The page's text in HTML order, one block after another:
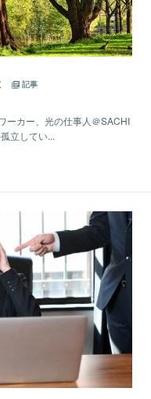
記事
ーカー、光の仕事人＠SACHI
立してい...